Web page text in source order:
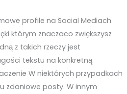
profile na Social Mediach
którym znaczaco zwiększysz
z takich rzeczy jest
tekstu na konkretną
W niektórych przypadkach
zdaniowe posty. W innym